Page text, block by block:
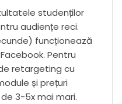
studenților
audiențe reci.
funcționează
Pentru
retargeting cu
și prețuri
3-5x mai mari.